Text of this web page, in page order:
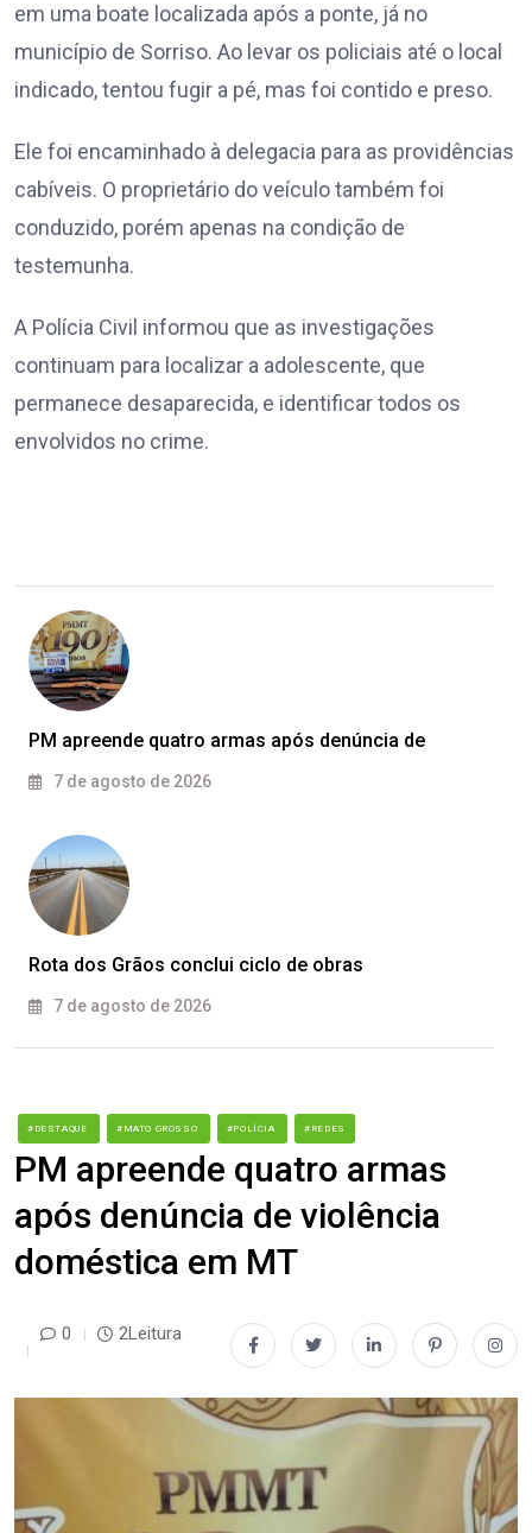
em uma boate localizada após a ponte, já no
município de Sorriso. Ao levar os policiais até o local
indicado, tentou fugir a pé, mas foi contido e preso.
Ele foi encaminhado à delegacia para as providências
cabíveis. O proprietário do veículo também foi
conduzido, porém apenas na condição de
testemunha.
A Polícia Civil informou que as investigações
continuam para localizar a adolescente, que
permanece desaparecida, e identificar todos os
envolvidos no crime.
PM apreende quatro armas após denúncia de
7 de agosto de 2026
Rota dos Grãos conclui ciclo de obras
7 de agosto de 2026
#DESTAQUE #MATO GROSSO #POLÍCIA #REDES
PM apreende quatro armas
após denúncia de violência
doméstica em MT
0 2Leitura